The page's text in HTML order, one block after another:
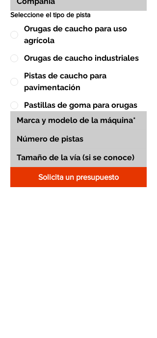
Seleccione el tipo de pista
Orugas de caucho para uso
agrícola
Orugas de caucho industriales
Pistas de caucho para
pavimentación
Pastillas de goma para orugas
Solicita un presupuesto